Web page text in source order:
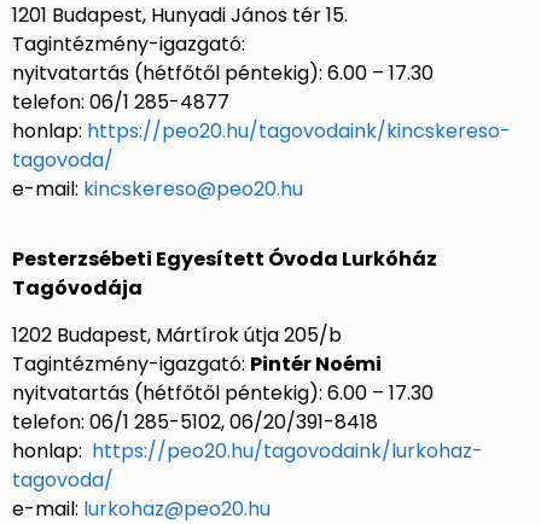
1201 Budapest, Hunyadi János tér 15.
Tagintézmény-igazgató:
nyitvatartás (hétfőtől péntekig): 6.00 – 17.30
telefon: 06/1 285-4877
honlap: https://peo20.hu/tagovodaink/kincskereso-
tagovoda/
e-mail: kincskereso@peo20.hu
Pesterzsébeti Egyesített Óvoda Lurkóház
Tagóvodája
1202 Budapest, Mártírok útja 205/b
Tagintézmény-igazgató: Pintér Noémi
nyitvatartás (hétfőtől péntekig): 6.00 – 17.30
telefon: 06/1 285-5102, 06/20/391-8418
honlap: https://peo20.hu/tagovodaink/lurkohaz-
tagovoda/
e-mail: lurkohaz@peo20.hu